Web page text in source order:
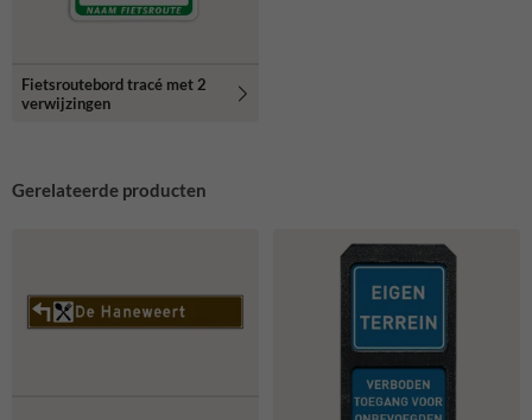
Fietsroutebord tracé met 2
verwijzingen
Gerelateerde producten